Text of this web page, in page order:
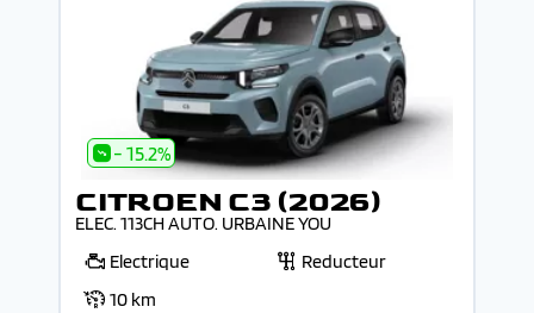
- 15.2%
CITROEN C3 (2026)
ELEC. 113CH AUTO. URBAINE YOU
Electrique
Reducteur
10 km